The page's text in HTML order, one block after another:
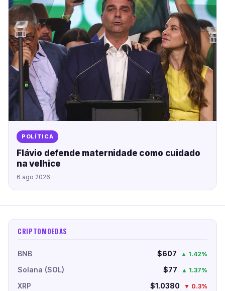
POLÍTICA
Flávio defende maternidade como cuidado
na velhice
6 ago 2026
CRIPTOMOEDAS
BNB $607 ▲ 1.42%
Solana (SOL) $77 ▲ 1.37%
XRP $1.0380 ▼ 0.3%